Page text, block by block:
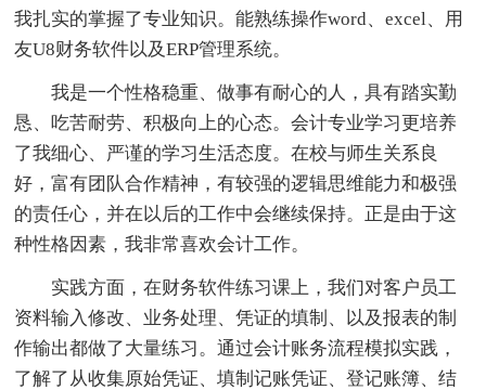
我扎实的掌握了专业知识。能熟练操作word、excel、用
友U8财务软件以及ERP管理系统。
我是一个性格稳重、做事有耐心的人，具有踏实勤
恳、吃苦耐劳、积极向上的心态。会计专业学习更培养
了我细心、严谨的学习生活态度。在校与师生关系良
好，富有团队合作精神，有较强的逻辑思维能力和极强
的责任心，并在以后的工作中会继续保持。正是由于这
种性格因素，我非常喜欢会计工作。
实践方面，在财务软件练习课上，我们对客户员工
资料输入修改、业务处理、凭证的填制、以及报表的制
作输出都做了大量练习。通过会计账务流程模拟实践，
了解了从收集原始凭证、填制记账凭证、登记账簿、结